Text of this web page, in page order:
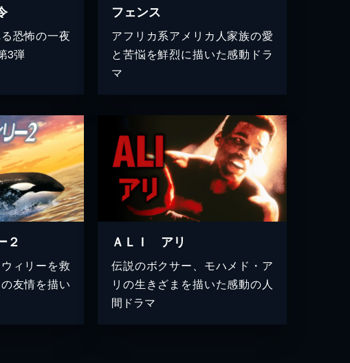
恐怖の一夜
3弾
フェンス
アフリカ系アメリカ人家族の愛
と苦悩を鮮烈に描いた感動ドラ
マ
２
ィリーを救
友情を描い
ＡＬＩ アリ
伝説のボクサー、モハメド・ア
リの生きざまを描いた感動の人
間ドラマ